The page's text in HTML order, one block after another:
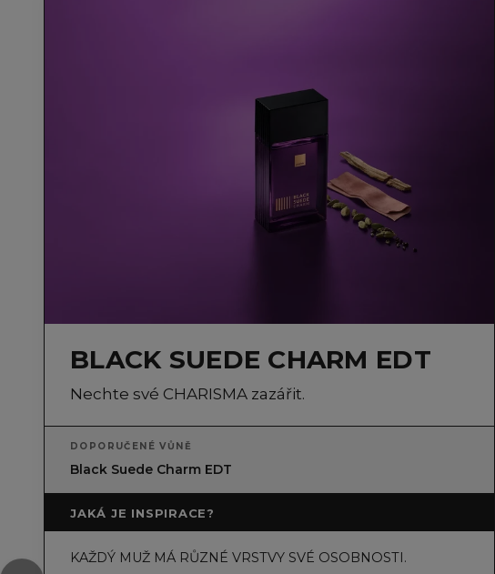
BLACK SUEDE CHARM EDT
Nechte své CHARISMA zazářit.
DOPORUČENÉ VŮNĚ
Black Suede Charm EDT
JAKÁ JE INSPIRACE?
KAŽDÝ MUŽ MÁ RŮZNÉ VRSTVY SVÉ OSOBNOSTI.